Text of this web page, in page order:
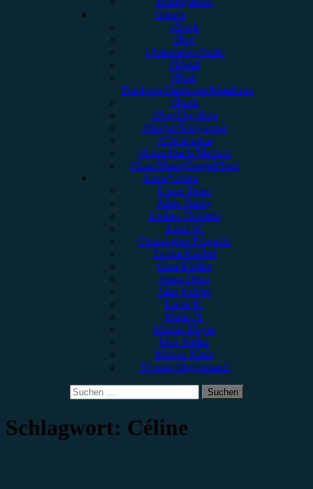
Genres
#Rock
#Pop
#Alternative/Indie
#Metal
#Post-
Hardcore/Hardcore/Metalcore
#Punk
#Rap/Hip-Hop
#Singer/Songwriter
#Electronica
#Soundtrack/Musical
#Jazz/Blues/Gospel/Soul
Autor*innen
Unser Team
Alina Hasky
Andrea Holstein
Anna W.
Christopher Filipecki
Emilia Knebel
Gina Köhler
Jonas Horn
Julia Köhler
Lucie K.
Marie H.
Marius Meyer
Max Keller
Melvin Klein
Yvonne Hopfensack
Suchen
nach:
Schlagwort: Céline